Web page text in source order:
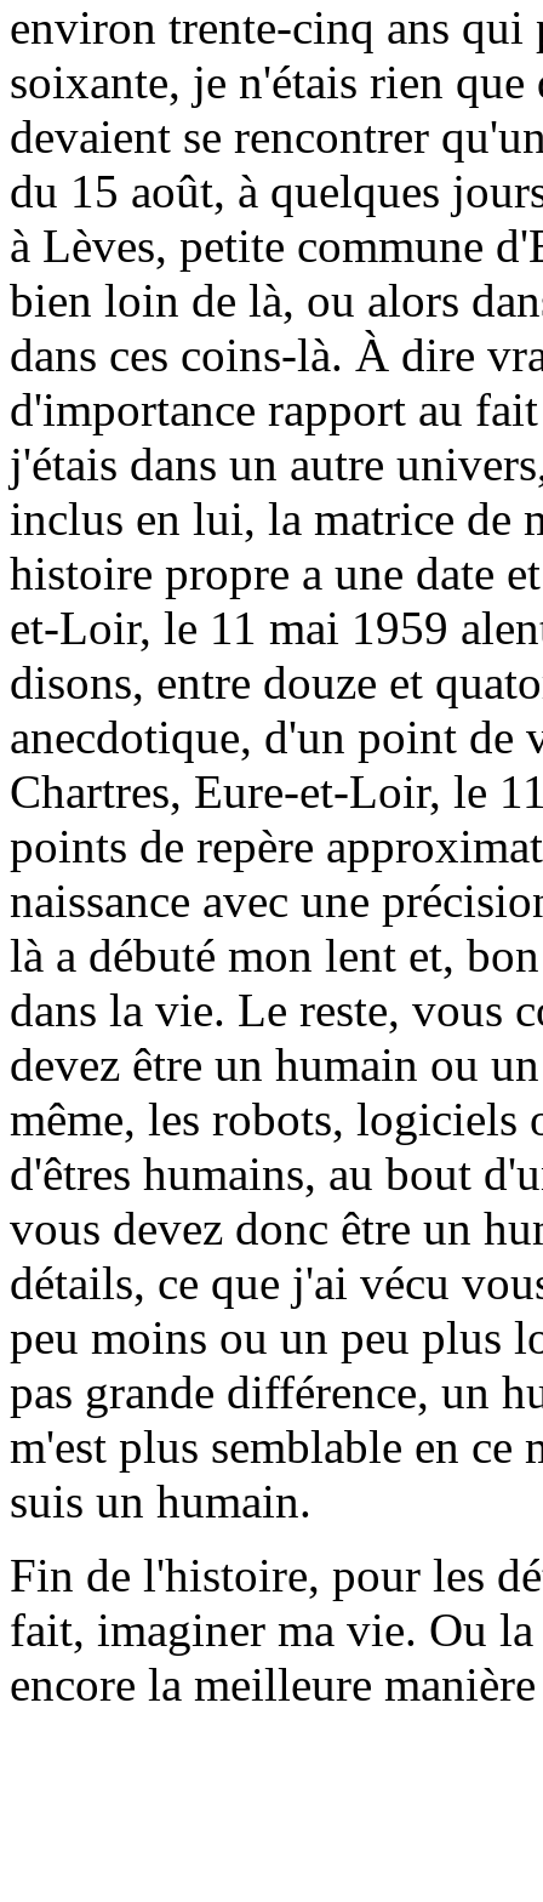
environ trente-cinq ans qui
soixante, je n'étais rien
devaient se rencontrer
du 15 août, à quelques
à Lèves, petite commune
bien loin de là, ou alors
dans ces coins-là. À dire
d'importance rapport au
j'étais dans un autre
inclus en lui, la matrice de
histoire propre a une date
et-Loir, le 11 mai 1959
disons, entre douze et
anecdotique, d'un point de
Chartres, Eure-et-Loir, le
points de repère
naissance avec une
là a débuté mon lent et,
dans la vie. Le reste, vous
devez être un humain ou
même, les robots, logiciels
d'êtres humains, au bout
vous devez donc être un
détails, ce que j'ai vécu
peu moins ou un peu plus
pas grande différence, un
m'est plus semblable en
suis un humain.
Fin de l'histoire, pour les
fait, imaginer ma vie. Ou
encore la meilleure